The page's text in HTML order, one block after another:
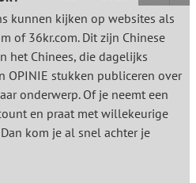
kunnen kijken op websites als
of 36kr.com. Dit zijn Chinese
het Chinees, die dagelijks
OPINIE stukken publiceren over
onderwerp. Of je neemt een
en praat met willekeurige
kom je al snel achter je